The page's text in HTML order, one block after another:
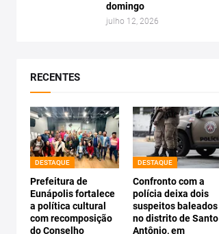
domingo
julho 12, 2026
RECENTES
DESTAQUE
Prefeitura de
Eunápolis fortalece
a política cultural
com recomposição
do Conselho
DESTAQUE
Confronto com a
polícia deixa dois
suspeitos baleados
no distrito de Santo
Antônio, em